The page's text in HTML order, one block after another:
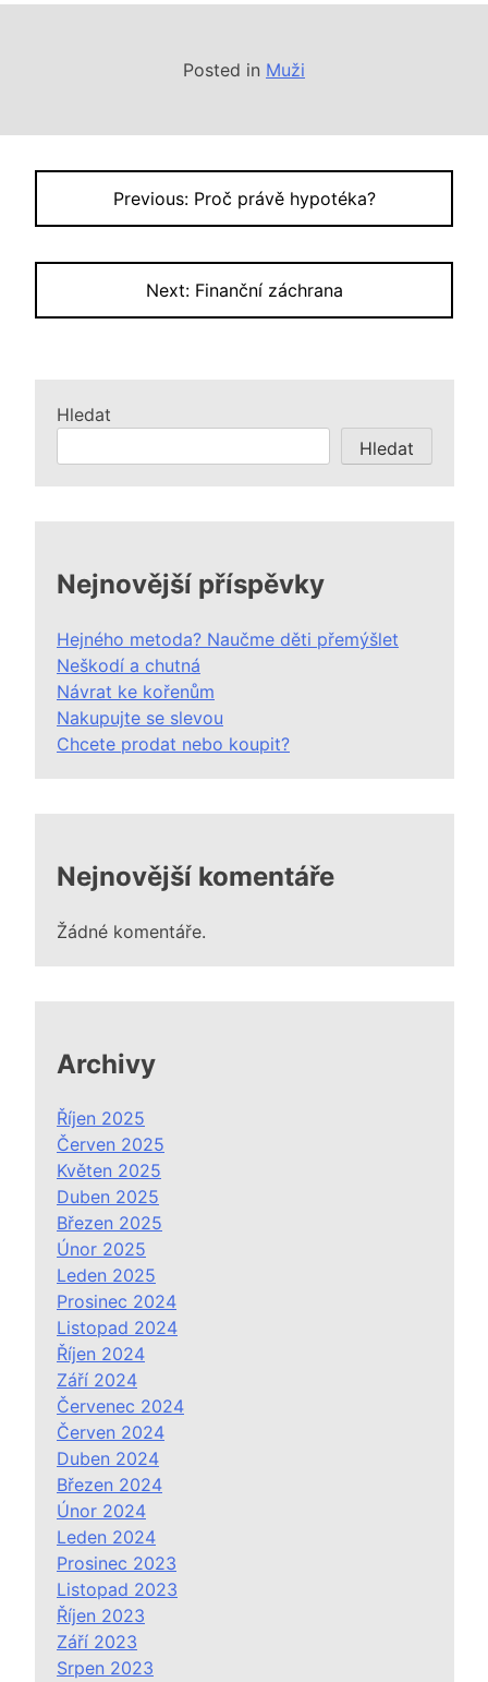
Posted in Muži
Navigace
pro
příspěvek
Previous: Proč právě hypotéka?
Next: Finanční záchrana
Hledat
Hledat
Nejnovější příspěvky
Hejného metoda? Naučme děti přemýšlet
Neškodí a chutná
Návrat ke kořenům
Nakupujte se slevou
Chcete prodat nebo koupit?
Nejnovější komentáře
Žádné komentáře.
Archivy
Říjen 2025
Červen 2025
Květen 2025
Duben 2025
Březen 2025
Únor 2025
Leden 2025
Prosinec 2024
Listopad 2024
Říjen 2024
Září 2024
Červenec 2024
Červen 2024
Duben 2024
Březen 2024
Únor 2024
Leden 2024
Prosinec 2023
Listopad 2023
Říjen 2023
Září 2023
Srpen 2023